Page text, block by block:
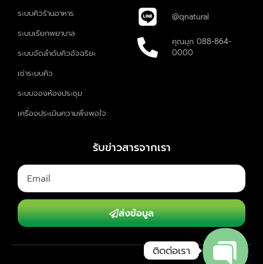
ระบบคิวร้านอาหาร
ระบบเรียกพยาบาล
ระบบจัดลำดับคิวอัจฉริยะ
เช่าระบบคิว
ระบบจองห้องประชุม
เครื่องประเมินความพึงพอใจ
@qnatural
คุณมุก 088-864-
0000
รับข่าวสารจากเรา
ส่งข้อมูล
ติดต่อเรา